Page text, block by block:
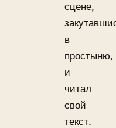
сцене,
в
простыню,
и
читал
свой
текст.